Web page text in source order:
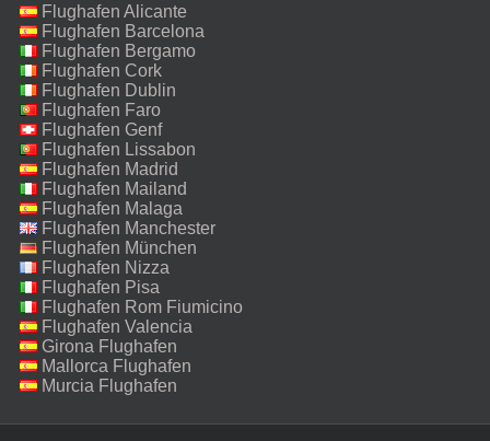
Flughafen Alicante
Flughafen Barcelona
Flughafen Bergamo
Flughafen Cork
Flughafen Dublin
Flughafen Faro
Flughafen Genf
Flughafen Lissabon
Flughafen Madrid
Flughafen Mailand
Malpensa
Flughafen Malaga
Flughafen Manchester
Flughafen München
Flughafen Nizza
Flughafen Pisa
Flughafen Rom Fiumicino
Flughafen Valencia
Girona Flughafen
Mallorca Flughafen
Murcia Flughafen